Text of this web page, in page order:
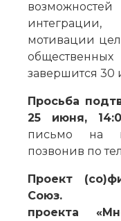
мотивации
завершится 30
Просьба
25 июня,
письмо на
позвонив по
Проект
проекта